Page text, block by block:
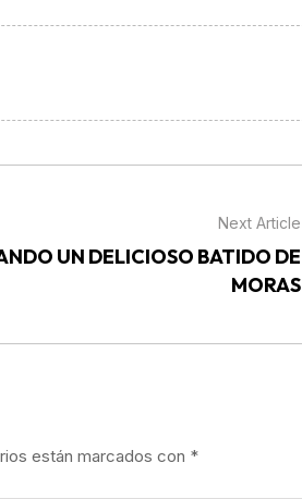
Next Article
UN DELICIOSO BATIDO DE
MORAS
están marcados con *